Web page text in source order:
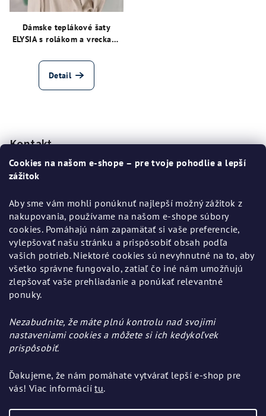
Cookies na našom e-shope – pre tvoje pohodlie a lepší
zážitok
Aby sme vám mohli ponúknuť najlepší možný zážitok z
nakupovania, používame na našom e-shope súbory
cookies. Pomáhajú nám zapamätať si vaše preferencie,
vylepšovať našu stránku a prispôsobiť obsah podľa
vašich potrieb. Niektoré cookies sú nevyhnutné na to, aby
všetko správne fungovalo, zatiaľ čo iné nám umožňujú
zlepšovať vaše prehliadanie a ponúkať relevantné
ponuky.
Nezabudnite, že máte plnú kontrolu nad svojimi
nastaveniami cookies a môžete si ich kedykoľvek
prispôsobiť.
Ďakujeme, že nám pomáhate vytvárať lepší e-shop pre
vás! Viac informáciítu.
Dámske teplákové šaty
ELYSIA s rolákom a vreckami
Detail
pKontakt
Informácie pre vás
Všeobecné obchodné podmienky
Ochrana osobných údajov
Výmena, vrátenie a reklamácia tovaru
Pinterest